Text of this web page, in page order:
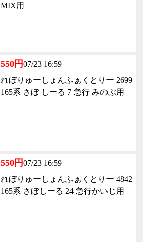
MIX用
550円07/23 16:59
れぼりゅーしょんふぁくとりー 2699
165系 さぼ しーる 7 急行 みのぶ用
550円07/23 16:59
れぼりゅーしょんふぁくとりー 4842
165系 さぼしーる 24 急行かいじ用